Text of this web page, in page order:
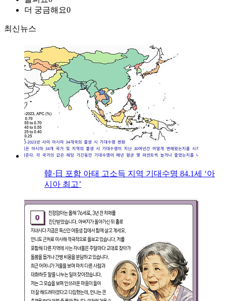
더 궁금해요0
최신뉴스
韓·日 포함 아태 고소득 지역 기대수명 84.1세 ‘아
시아 최고’